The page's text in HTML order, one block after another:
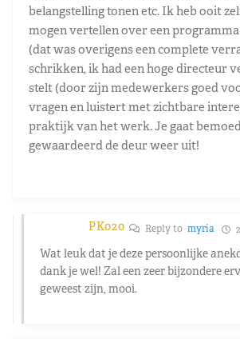
belangstelling tonen etc. Ik heb ooit
mogen vertellen over een
(dat was overigens een complete
schrikken, ik had een hoge directeur
stelt (door zijn medewerkers goed
vragen en luistert met zichtbare
praktijk van het werk. Je gaat
gewaardeerd de deur weer uit!
PK020 Reply to myria
Wat leuk dat je deze persoonlijke
dank je wel! Zal een zeer bijzondere
geweest zijn, mooi.